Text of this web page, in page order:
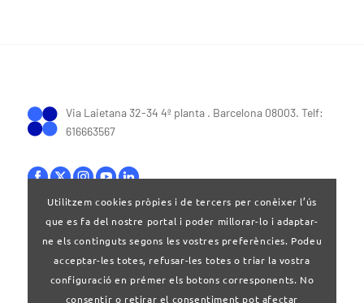
Via Laietana 32-34 4ª planta . Barcelona 08003. Telf:
616663567
Bases legals |Política de privacitat
Utilitzem cookies pròpies i de tercers per conèixer l’ús
que es fa del nostre portal i poder millorar-lo i adaptar-
ne els continguts segons les vostres preferències. Podeu
acceptar-les totes, refusar-les totes o triar la vostra
configuració en prémer els botons corresponents. No
consentir o retirar el consentiment pot afectar